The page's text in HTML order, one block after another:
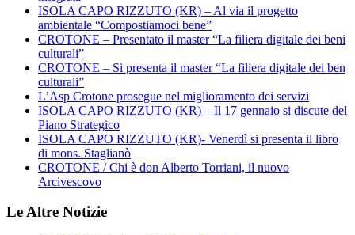
ISOLA CAPO RIZZUTO (KR) – Al via il progetto
ambientale “Compostiamoci bene”
CROTONE – Presentato il master “La filiera digitale dei beni
culturali”
CROTONE – Si presenta il master “La filiera digitale dei ben
culturali”
L’Asp Crotone prosegue nel miglioramento dei servizi
ISOLA CAPO RIZZUTO (KR) – Il 17 gennaio si discute del
Piano Strategico
ISOLA CAPO RIZZUTO (KR)- Venerdì si presenta il libro
di mons. Staglianò
CROTONE / Chi è don Alberto Torriani, il nuovo
Arcivescovo
Le Altre Notizie